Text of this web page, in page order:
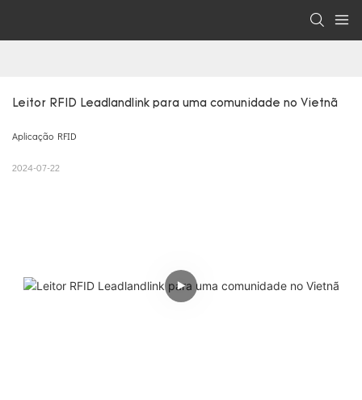
Leitor RFID Leadlandlink para uma comunidade no Vietnã
Aplicação RFID
2024-07-22